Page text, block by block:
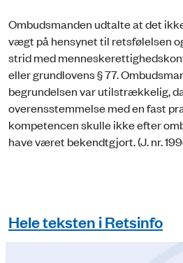
Ombudsmanden udtalte at det
vægt på hensynet til retsfølelsen
strid med
eller grundlovens § 77.
begrundelsen var utilstrækkelig,
overensstemmelse med en fast
kompetencen skulle ikke efter
have været bekendtgjort. (J. nr.
Hele teksten i Retsinfo